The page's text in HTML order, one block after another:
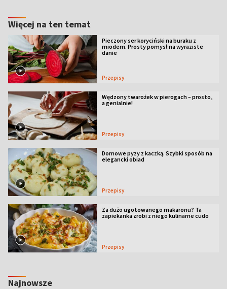
Więcej na ten temat
Pieczony ser koryciński na buraku z
miodem. Prosty pomysł na wyraziste
danie
Przepisy
Wędzony twarożek w pierogach – prosto,
a genialnie!
Przepisy
Domowe pyzy z kaczką. Szybki sposób na
elegancki obiad
Przepisy
Za dużo ugotowanego makaronu? Ta
zapiekanka zrobi z niego kulinarne cudo
Przepisy
Najnowsze